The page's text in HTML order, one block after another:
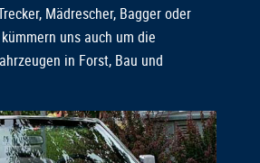
Mädrescher, Bagger oder
uns auch um die
in Forst, Bau und